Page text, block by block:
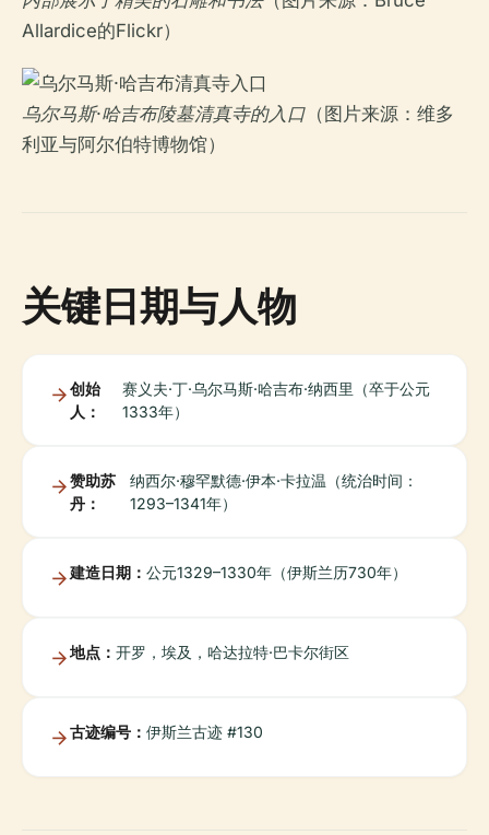
Allardice的Flickr）
乌尔马斯·哈吉布陵墓清真寺的入口 （图片来源：维多
利亚与阿尔伯特博物馆）
关键日期与人物
创始
人：
赛义夫·丁·乌尔马斯·哈吉布·纳西里（卒于公元
1333年）
赞助苏
丹：
纳西尔·穆罕默德·伊本·卡拉温（统治时间：
1293–1341年）
建造日期： 公元1329–1330年（伊斯兰历730年）
地点： 开罗，埃及，哈达拉特·巴卡尔街区
古迹编号： 伊斯兰古迹 #130